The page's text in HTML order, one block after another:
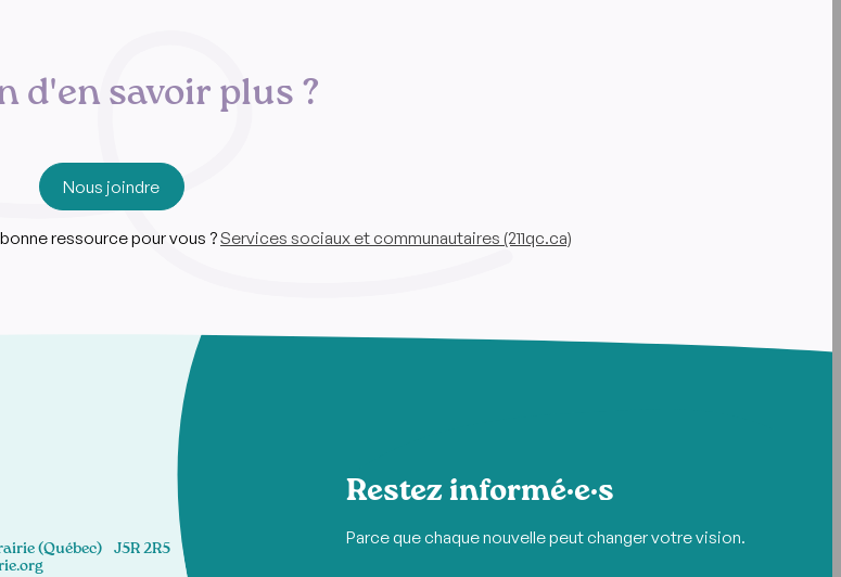
d'en savoir plus ?
Nous joindre
ressource pour vous ?Services sociaux et communautaires (211qc.ca)
(Québec) J5R 2R5
Restez informé·e·s
Parce que chaque nouvelle peut changer votre vision.